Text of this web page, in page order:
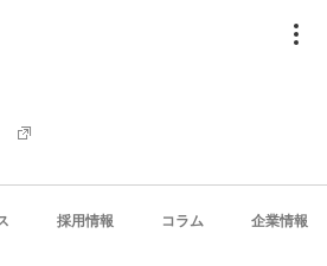
採用情報 コラム 企業情報